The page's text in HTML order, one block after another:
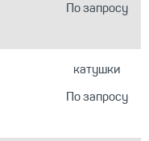
По запросу
катушки
По запросу